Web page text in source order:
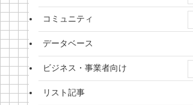
コミュニティ
データベース
ビジネス・事業者向け
リスト記事